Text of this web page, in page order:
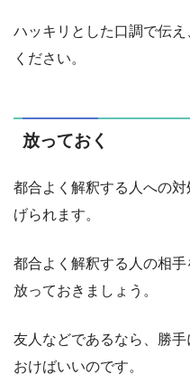
ハッキリとした口調で伝
ください。
放っておく
都合よく解釈する人への
げられます。
都合よく解釈する人の相手
放っておきましょう。
友人などであるなら、勝
おけばいいのです。